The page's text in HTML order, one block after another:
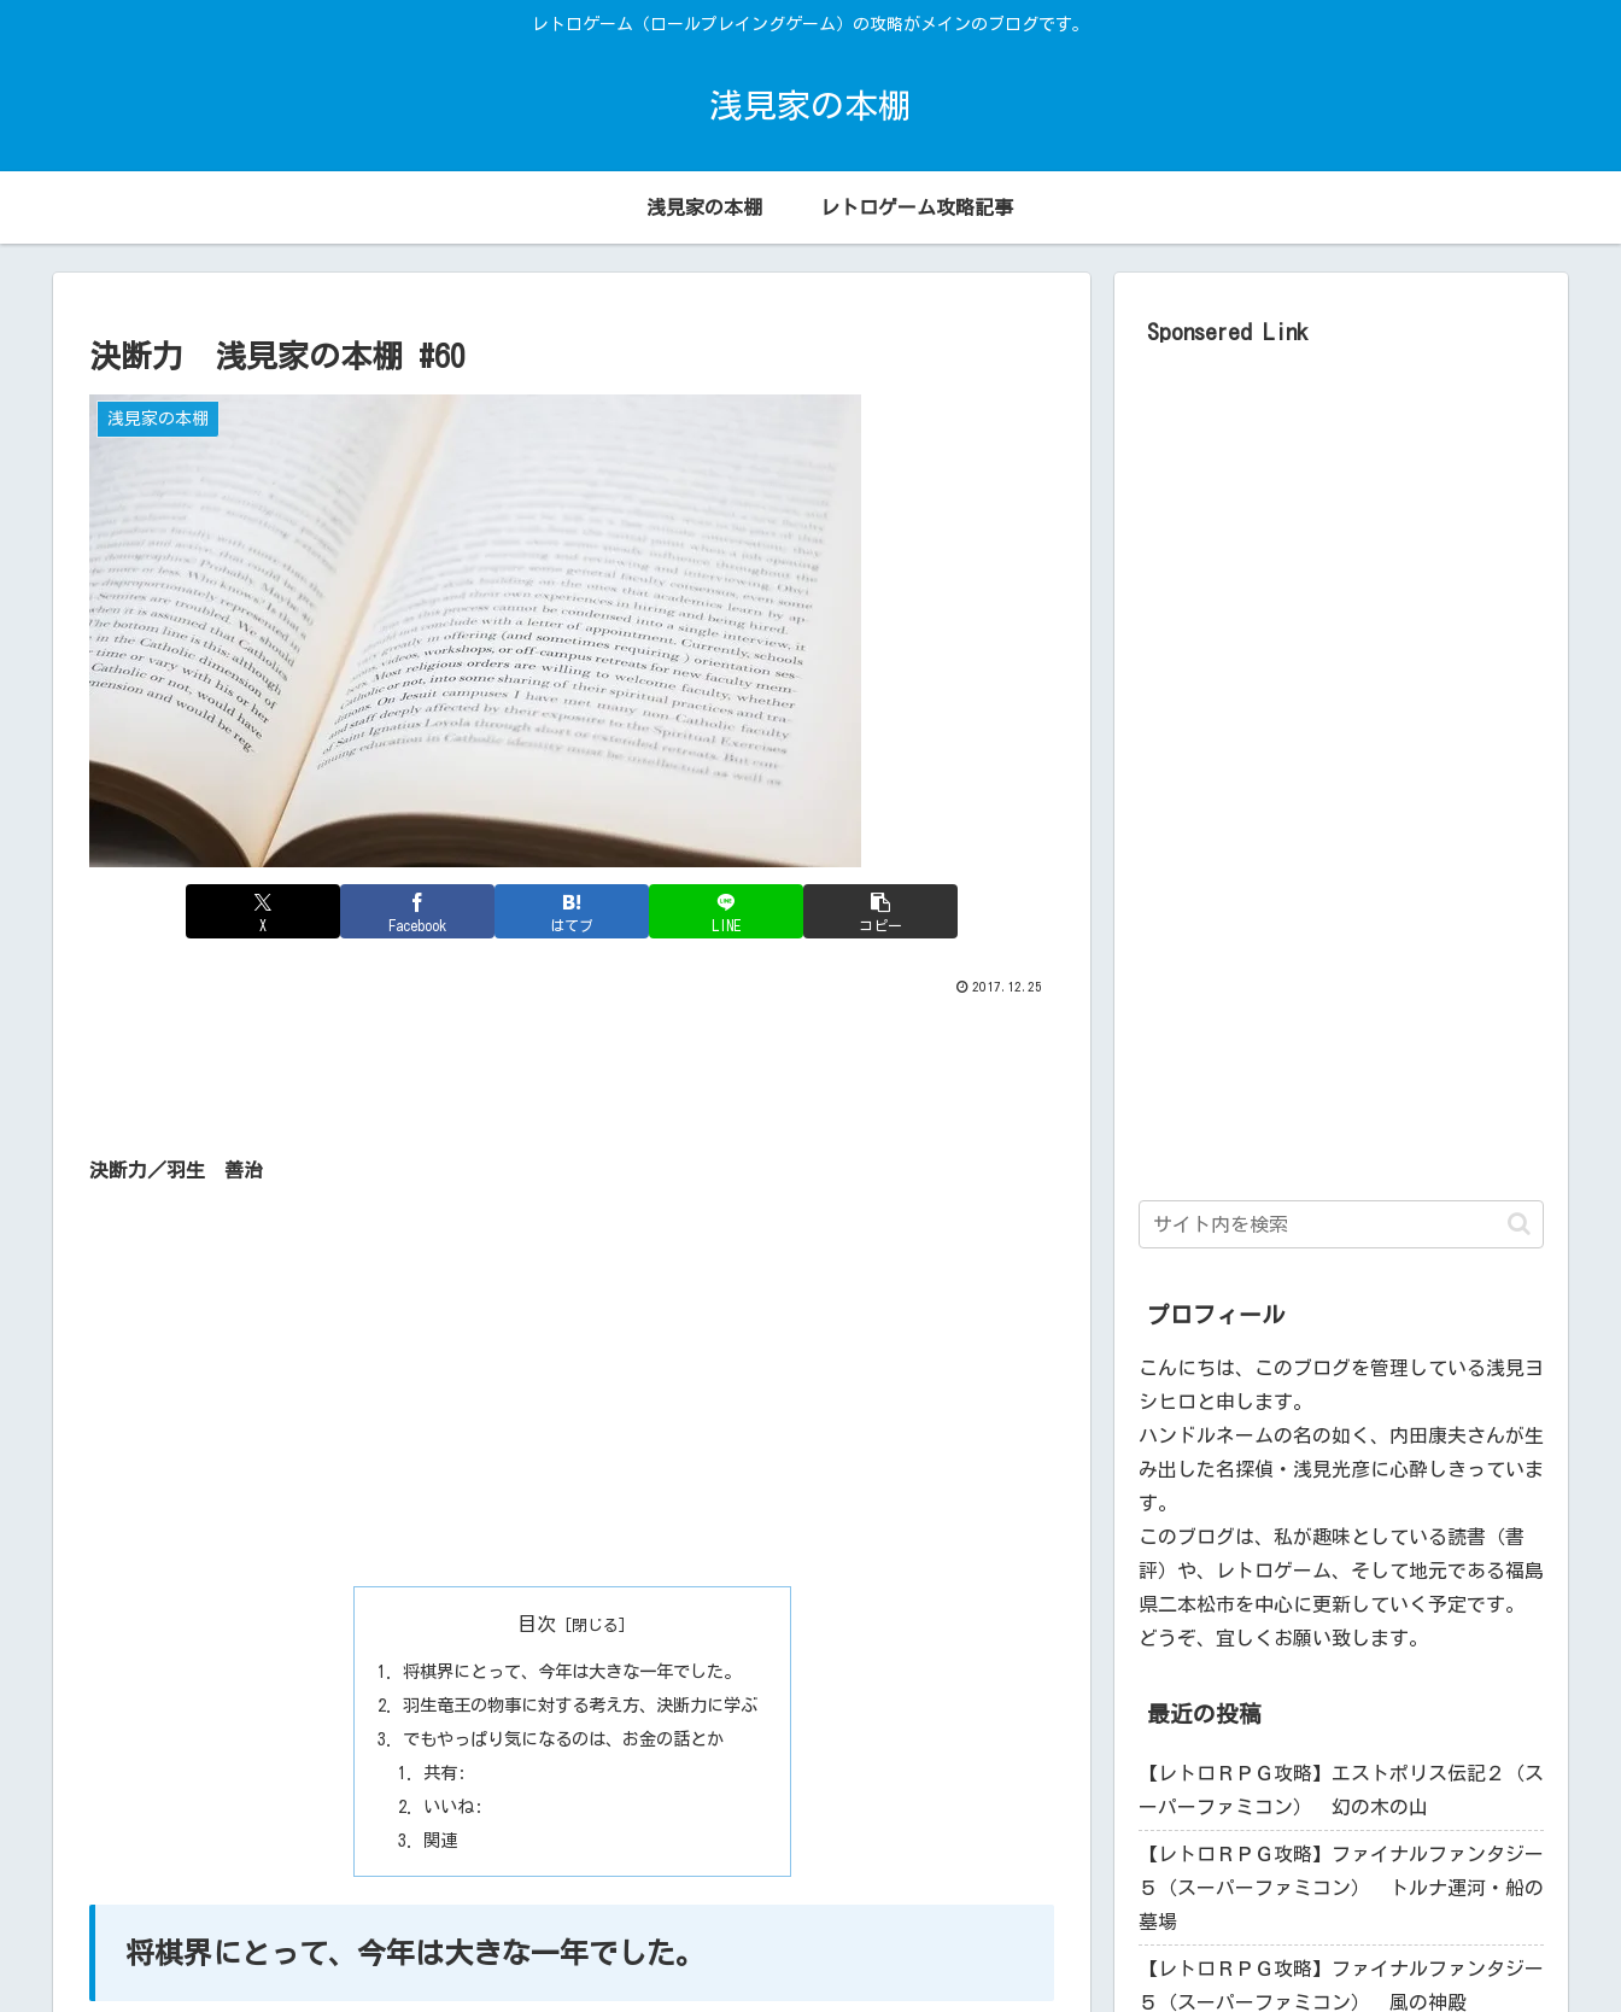
レトロゲーム（ロールプレイングゲーム）の攻略がメインのブログです。
浅見家の本棚
浅見家の本棚 レトロゲーム攻略記事
決断力 浅見家の本棚 #60
浅見家の本棚
X Facebook はてブ LINE コピー
2017.12.25
決断力／羽生 善治
目次
将棋界にとって、今年は大きな一年でした。
羽生竜王の物事に対する考え方、決断力に学ぶ
でもやっぱり気になるのは、お金の話とか
共有:
いいね:
関連
将棋界にとって、今年は大きな一年でした。
Sponsered Link
プロフィール
こんにちは、このブログを管理している浅見ヨ
シヒロと申します。
ハンドルネームの名の如く、内田康夫さんが生
み出した名探偵・浅見光彦に心酔しきっていま
す。
このブログは、私が趣味としている読書（書
評）や、レトロゲーム、そして地元である福島
県二本松市を中心に更新していく予定です。
どうぞ、宜しくお願い致します。
最近の投稿
【レトロＲＰＧ攻略】エストポリス伝記２（ス
ーパーファミコン） 幻の木の山
【レトロＲＰＧ攻略】ファイナルファンタジー
５（スーパーファミコン） トルナ運河・船の
墓場
【レトロＲＰＧ攻略】ファイナルファンタジー
５（スーパーファミコン） 風の神殿